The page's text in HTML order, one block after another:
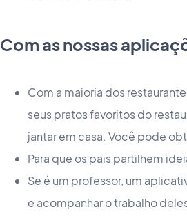
Com as nossas
Com a maioria dos
seus pratos favoritos do
jantar em casa. Você pode
Para que os pais partilhem
Se é um professor, um
e acompanhar o trabalho